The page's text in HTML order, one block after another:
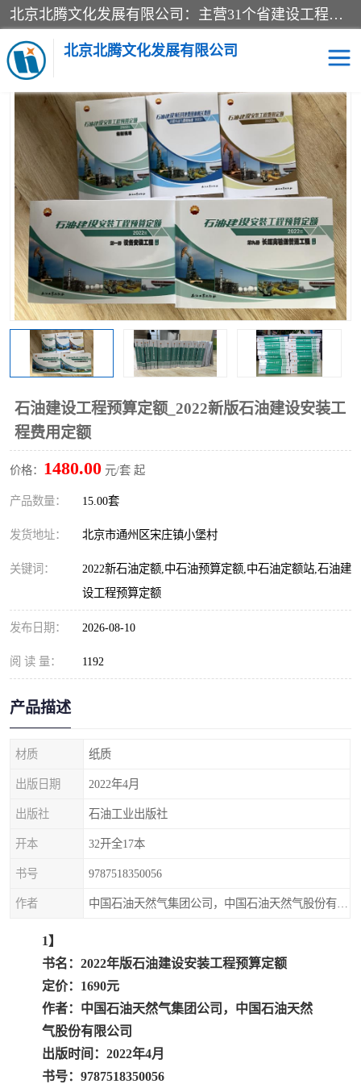
北京北腾文化发展有限公司：主营31个省建设工程预算书,工程预算软件,工程计价依据,工程造价定额,工程量清单计价定额,建设工程量消耗量定额,各行业工程预算定额,铁路定额,电力定额,矿山定额,*,黄金定额,钢铁企业检修定额,中石化安装检修定额,煤矿图书,医院书籍等.诚信的经营，在发展的同时公司不忘不断总结不断优化为客户的服务，和一如既往的热情赢得了新老客户的极高评价及青睐。
北京北腾文化发展有限公司
当前位置：首页>供应商机>石油建设安装工程预算定> 石油建设
工程预算定额_2022新版石油建设安装工程费用定额
石油建设工程预算定额_2022新版石油建设安装工
程费用定额
价格： 1480.00 元/套 起
产品数量： 15.00套
发货地址： 北京市通州区宋庄镇小堡村
关键词：
2022新石油定额,中石油预算定额,中石油定额站,石油建
设工程预算定额
发布日期： 2026-08-10
阅 读 量： 1192
产品描述
材质 纸质
出版日期 2022年4月
出版社 石油工业出版社
开本 32开全17本
书号 9787518350056
作者
1】
书名：2022年版石油建设安装工程预算定额
定价：1690元
作者：中国石油天然气集团公司，中国石油天然
气股份有限公司
出版时间：2022年4月
书号：9787518350056